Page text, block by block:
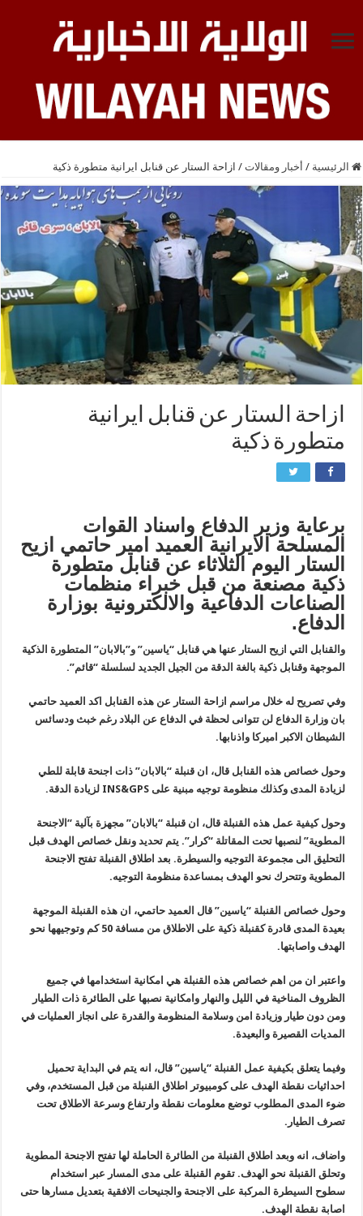
الرئيسية / أخبار ومقالات / ازاحة الستار عن قنابل ايرانية متطورة ذكية
ازاحة الستار عن قنابل ايرانية
متطورة ذكية
برعاية وزير الدفاع واسناد القوات
المسلحة الايرانية العميد امير حاتمي ازيح
الستار اليوم الثلاثاء عن قنابل متطورة
ذكية مصنعة من قبل خبراء منظمات
الصناعات الدفاعية والالكترونية بوزارة
الدفاع.
والقنابل التي ازيح الستار عنها هي قنابل “ياسين” و”بالابان” المتطورة الذكية
الموجهة وقنابل ذكية بالغة الدقة من الجيل الجديد لسلسلة “قائم”.
وفي تصريح له خلال مراسم ازاحة الستار عن هذه القنابل اكد العميد حاتمي
بان وزارة الدفاع لن تتوانى لحظة في الدفاع عن البلاد رغم خبث ودسائس
الشيطان الاكبر اميركا واذنابها.
وحول خصائص هذه القنابل قال، ان قنبلة “بالابان” ذات اجنحة قابلة للطي
لزيادة المدى وكذلك منظومة توجيه مبنية على INS&GPS لزيادة الدقة.
وحول كيفية عمل هذه القنبلة قال، ان قنبلة “بالابان” مجهزة بآلية “الاجنحة
المطوية” لنصبها تحت المقاتلة “كرار”. يتم تحديد ونقل خصائص الهدف قبل
التحليق الى مجموعة التوجيه والسيطرة. بعد اطلاق القنبلة تفتح الاجنحة
المطوية وتتحرك نحو الهدف بمساعدة منظومة التوجيه.
وحول خصائص القنبلة “ياسين” قال العميد حاتمي، ان هذه القنبلة الموجهة
بعيدة المدى قادرة كقنبلة ذكية على الاطلاق من مسافة 50 كم وتوجيهها نحو
الهدف واصابتها.
واعتبر ان من اهم خصائص هذه القنبلة هي امكانية استخدامها في جميع
الظروف المناخية في الليل والنهار وامكانية نصبها على الطائرة ذات الطيار
ومن دون طيار وزيادة امن وسلامة المنظومة والقدرة على انجاز العمليات في
المديات القصيرة والبعيدة.
وفيما يتعلق بكيفية عمل القنبلة “ياسين” قال، انه يتم في البداية تحميل
احداثيات نقطة الهدف على كومبيوتر اطلاق القنبلة من قبل المستخدم، وفي
ضوء المدى المطلوب توضع معلومات نقطة وارتفاع وسرعة الاطلاق تحت
تصرف الطيار.
واضاف، انه وبعد اطلاق القنبلة من الطائرة الحاملة لها تفتح الاجنحة المطوية
وتحلق القنبلة نحو الهدف. تقوم القنبلة على مدى المسار عبر استخدام
سطوح السيطرة المركبة على الاجنحة والجنيحات الافقية بتعديل مسارها حتى
اصابة نقطة الهدف.